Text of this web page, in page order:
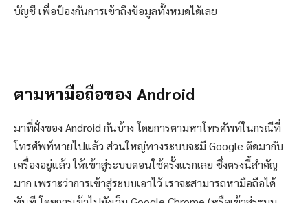
บัญชี เพื่อป้องกันการเข้าถึงข้อมูลทั้งหมดได้เลย
ตามหามือถือของ Android
มาที่ฝั่งของ Android กันบ้าง โดยการตามหาโทรศัพท์ในกรณีที่
โทรศัพท์หายไปแล้ว ส่วนใหญ่ทางระบบจะมี Google ติดมากับ
เครื่องอยู่แล้ว ให้เข้าสู่ระบบตอนใช้ครั้งแรกเลย ซึ่งตรงนี้สำคัญ
มาก เพราะว่าการเข้าสู่ระบบเอาไว้ เราจะสามารถหามือถือได้